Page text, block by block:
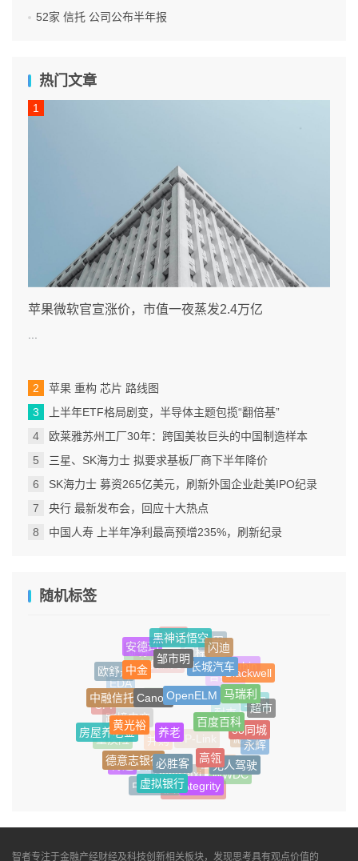
52家 信托 公司公布半年报
热门文章
苹果微软官宣涨价，市值一夜蒸发2.4万亿
苹果 重构 芯片 路线图
上半年ETF格局剧变，半导体主题包揽“翻倍基”
欧莱雅苏州工厂30年：跨国美妆巨头的中国制造样本
三星、SK海力士 拟要求基板厂商下半年降价
SK海力士 募资265亿美元，刷新外国企业赴美IPO纪录
央行 最新发布会，回应十大热点
中国人寿 上半年净利最高预增235%，刷新纪录
随机标签
维珍银河
瑞幸
中航信托
同程
普拉达
耐克
TP-Link
并购
跨境电商
EDA
证券
建行
丰田
Rubin
空调
彪马
去哪儿
RoboTaxi
孙宇晨
重疾险
CPI
欧舒丹
安德玛
黑神话悟空
闪迪
Blackwell
超市
永辉
WWDC
iPhone SE4
中芯国际
博通
房屋养老金
中融信托
中金
邹市明
长城汽车
马瑞利
58同城
无人驾驶
Ategrity
虚拟银行
德意志银行
黄光裕
Canoo OpenELM
百度百科
高瓴
必胜客
智者专注于金融产经财经及科技创新相关板块，发现思考具有观点价值的